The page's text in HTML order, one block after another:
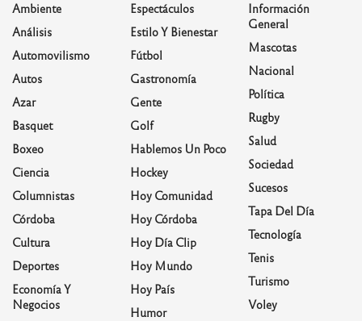
Ambiente
Análisis
Automovilismo
Autos
Azar
Basquet
Boxeo
Ciencia
Columnistas
Córdoba
Cultura
Deportes
Economía Y
Negocios
Espectáculos
Estilo Y Bienestar
Fútbol
Gastronomía
Gente
Golf
Hablemos Un Poco
Hockey
Hoy Comunidad
Hoy Córdoba
Hoy Día Clip
Hoy Mundo
Hoy País
Humor
Información
General
Mascotas
Nacional
Política
Rugby
Salud
Sociedad
Sucesos
Tapa Del Día
Tecnología
Tenis
Turismo
Voley